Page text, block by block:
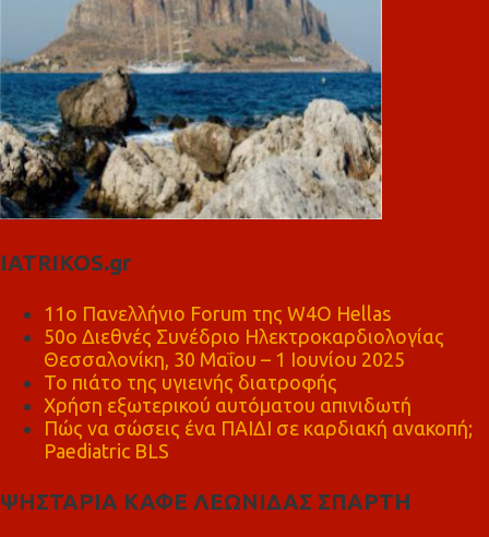
IATRIKOS.gr
11ο Πανελλήνιο Forum της W4O Hellas
50ο Διεθνές Συνέδριο Ηλεκτροκαρδιολογίας
Θεσσαλονίκη, 30 Μαΐου – 1 Ιουνίου 2025
Το πιάτο της υγιεινής διατροφής
Χρήση εξωτερικού αυτόματου απινιδωτή
Πώς να σώσεις ένα ΠΑΙΔΙ σε καρδιακή ανακοπή;
Paediatric BLS
ΨΗΣΤΑΡΙΑ ΚΑΦΕ ΛΕΩΝΙΔΑΣ ΣΠΑΡΤΗ